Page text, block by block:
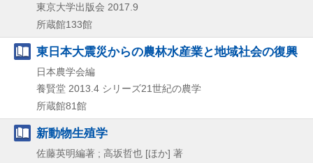
東京大学出版会 2017.9
所蔵館133館
東日本大震災からの農林水産業と地域社会の復興
日本農学会編
養賢堂 2013.4 シリーズ21世紀の農学
所蔵館81館
新動物生殖学
佐藤英明編著 ; 高坂哲也 [ほか] 著